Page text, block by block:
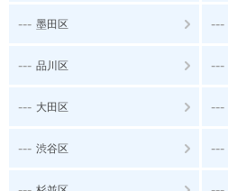
--- 墨田区 ---
--- 品川区 ---
--- 大田区 ---
--- 渋谷区 ---